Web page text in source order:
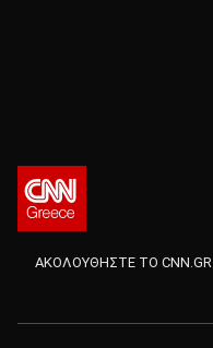
ΑΚΟΛΟΥΘΗΣΤΕ ΤΟ CNN.GR